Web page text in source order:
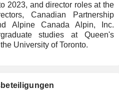
2023, and director roles at the
Canadian Partnership
Alpine Canada Alpin, Inc.
studies at Queen's
University of Toronto.